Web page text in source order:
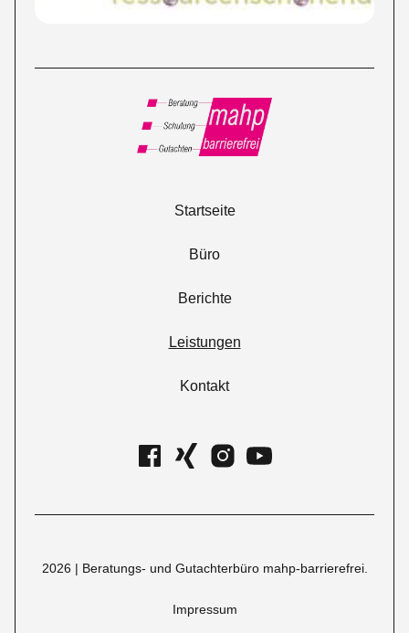
Startseite
Büro
Berichte
Leistungen
Kontakt
2026 | Beratungs- und Gutachterbüro mahp-barrierefrei.
Impressum